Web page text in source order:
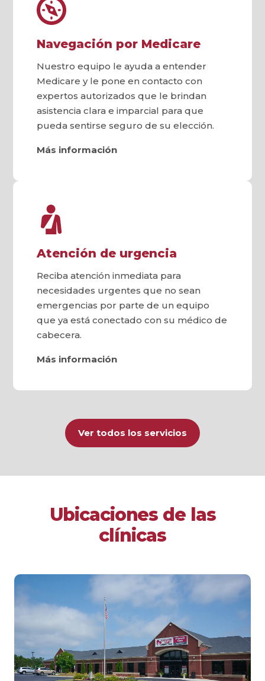
Navegación por Medicare
Nuestro equipo le ayuda a entender
Medicare y le pone en contacto con
expertos autorizados que le brindan
asistencia clara e imparcial para que
pueda sentirse seguro de su elección.
Más información
Atención de urgencia
Reciba atención inmediata para
necesidades urgentes que no sean
emergencias por parte de un equipo
que ya está conectado con su médico de
cabecera.
Más información
Ver todos los servicios
Ubicaciones de las
clínicas